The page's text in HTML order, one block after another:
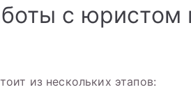
с юристом
из нескольких этапов: